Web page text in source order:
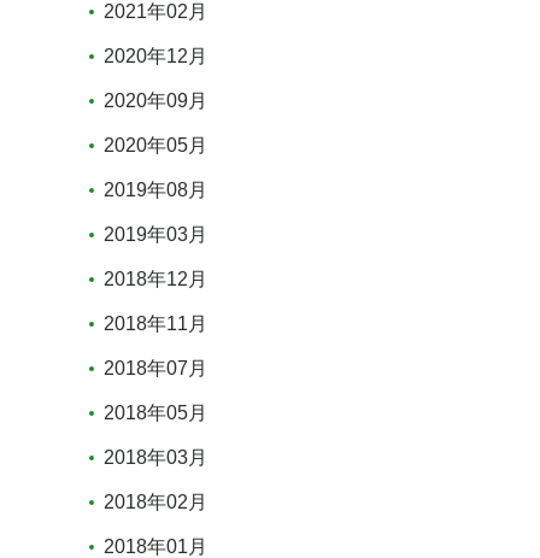
2021年02月
2020年12月
2020年09月
2020年05月
2019年08月
2019年03月
2018年12月
2018年11月
2018年07月
2018年05月
2018年03月
2018年02月
2018年01月